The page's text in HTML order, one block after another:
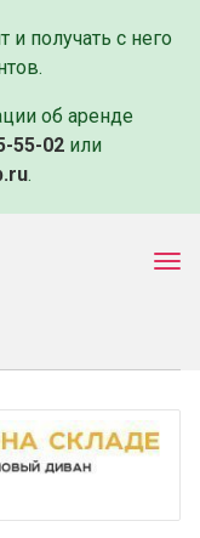
получать с него
об аренде
55-02 или
.